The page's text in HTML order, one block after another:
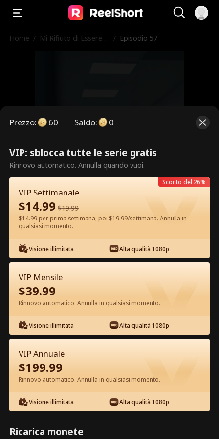
Home / Mi Rifiuto di Essere
/ Episodio 57
Questi sono episodi a pagamento.
Sblocca per guardare.
60 Sblocca ora
Guarda gratis nell'App
Episodio 57 - Mi Rifiuto di Essere
l'Erede Film completo
1-50 51-80 Tutti gli episodi
57 58 59 60 61
Prezzo: 60 Saldo: 0
VIP: sblocca tutte le serie gratis
Rinnovo automatico. Annulla quando vuoi.
VIP Settimanale
$14.99 $19.99
$14.99 per prima settimana, poi $19.99/settimana. Annulla in
qualsiasi momento.
Visione illimitata Alta qualità 1080p
Sconto del 26%
VIP Mensile
$39.99
Rinnovo automatico. Annulla in qualsiasi momento.
Visione illimitata Alta qualità 1080p
VIP Annuale
$199.99
Rinnovo automatico. Annulla in qualsiasi momento.
Visione illimitata Alta qualità 1080p
Ricarica monete